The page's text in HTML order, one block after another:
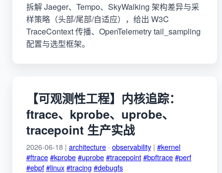
拆解 Jaeger、Tempo、SkyWalking 架构差异与采
样策略（头部/尾部/自适应），给出 W3C
TraceContext 传播、OpenTelemetry tail_sampling
配置与选型框架。
【可观测性工程】内核追踪：
ftrace、kprobe、uprobe、
tracepoint 生产实战
2026-06-18 | architecture · observability | #kernel
#ftrace#kprobe#uprobe#tracepoint#bpftrace#perf
#ebpf#linux#tracing #debugfs